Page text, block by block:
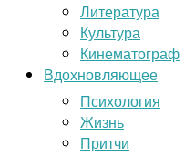
Литература
Культура
Кинематограф
Вдохновляющее
Психология
Жизнь
Притчи